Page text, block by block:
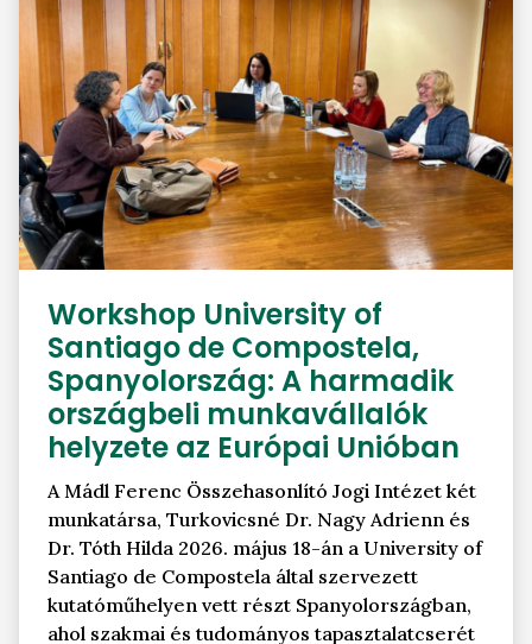
Workshop University of
Santiago de Compostela,
Spanyolország: A harmadik
országbeli munkavállalók
helyzete az Európai Unióban
A Mádl Ferenc Összehasonlító Jogi Intézet két
munkatársa, Turkovicsné Dr. Nagy Adrienn és
Dr. Tóth Hilda 2026. május 18-án a University of
Santiago de Compostela által szervezett
kutatóműhelyen vett részt Spanyolországban,
ahol szakmai és tudományos tapasztalatcserét